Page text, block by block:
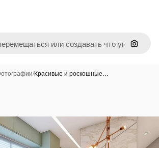
Поиск
/Красивые и роскошные…